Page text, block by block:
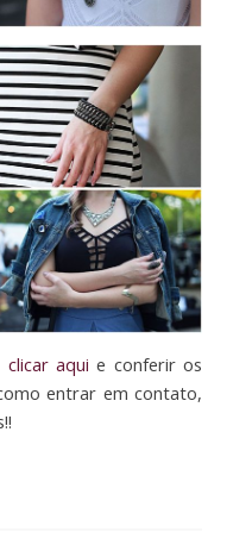
clicar aqui e conferir os
entrar em contato,